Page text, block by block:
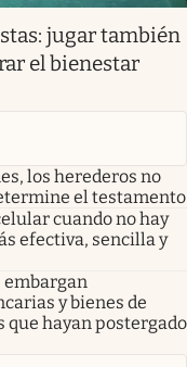
jugar también
el bienestar
los herederos no
el testamento
cuando no hay
efectiva, sencilla y
embargan
y bienes de
que hayan postergado